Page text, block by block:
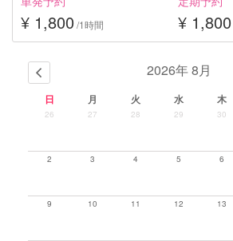
¥ 1,800 /1時間 ¥ 1,800
2026年 8月
日 月 火 水 木
26 27 28 29 30
2 3 4 5 6
9 10 11 12 13